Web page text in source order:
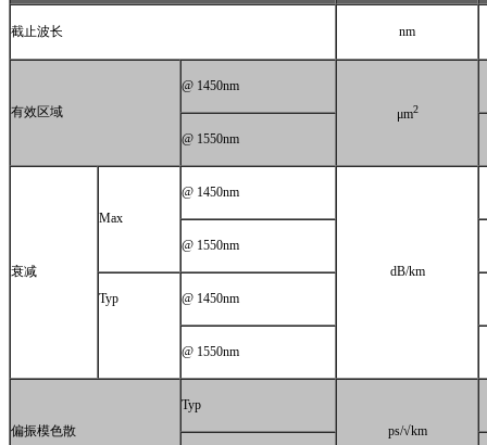
截止波长 nm
有效区域
@ 1450nm
μm2
@ 1550nm
衰减
Max
@ 1450nm
dB/km
@ 1550nm
Typ @ 1450nm
@ 1550nm
偏振模色散
Typ
ps/√km